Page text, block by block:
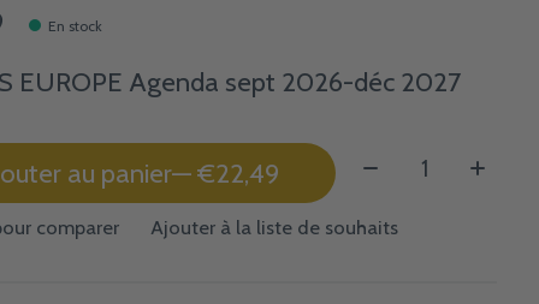
En stock
EUROPE Agenda sept 2026-déc 2027
au panier — €22,49 Quantité:
comparer Ajouter à la liste de souhaits